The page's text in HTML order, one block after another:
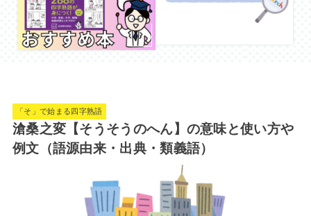
「そ」で始まる四字熟語
滄桑之変【そうそうのへん】の意味と使い方や
例文（語源由来・出典・類義語）